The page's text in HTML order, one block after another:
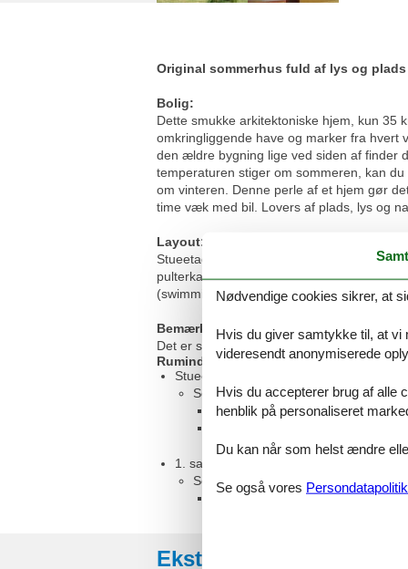
Original sommerhus fuld af lys og plads
Bolig:
Dette smukke arkitektoniske hjem, kun 35
omkringliggende have og marker fra hvert
den ældre bygning lige ved siden af finder
temperaturen stiger om sommeren, kan
om vinteren. Denne perle af et hjem gør
time væk med bil. Lovers af plads, lys og
Layout:
Stueetage: (Stue(Fjernsyn, DVD-afspiller,
pulterkammer(køle-fryseskab)) På 1.
(swimmingpool(deles med ejer,
Bemærk:
Det er strengt forbudt at afholde
Rumindretning
Stueetage
Soveværelse
Dobbeltseng
1. sal
Soveværelse
Dobbeltseng
Eksterne anmeldelser
Nødvendige cookies sikrer, at
Hvis du giver samtykke til, at vi
videresendt anonymiserede
Hvis du accepterer brug af alle
henblik på personaliseret
Du kan når som helst ændre
Se også vores Persondatapolitik